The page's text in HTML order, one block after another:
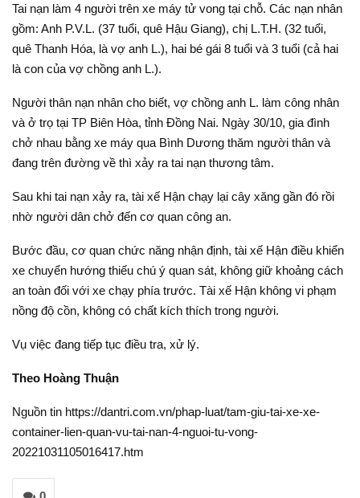
Tai nạn làm 4 người trên xe máy tử vong tại chỗ. Các nạn nhân
gồm: Anh P.V.L. (37 tuổi, quê Hậu Giang), chị L.T.H. (32 tuổi,
quê Thanh Hóa, là vợ anh L.), hai bé gái 8 tuổi và 3 tuổi (cả hai
là con của vợ chồng anh L.).
Người thân nạn nhân cho biết, vợ chồng anh L. làm công nhân
và ở trọ tại TP Biên Hòa, tỉnh Đồng Nai. Ngày 30/10, gia đình
chở nhau bằng xe máy qua Bình Dương thăm người thân và
đang trên đường về thì xảy ra tai nạn thương tâm.
Sau khi tai nạn xảy ra, tài xế Hận chạy lại cây xăng gần đó rồi
nhờ người dân chở đến cơ quan công an.
Bước đầu, cơ quan chức năng nhận định, tài xế Hận điều khiển
xe chuyển hướng thiếu chú ý quan sát, không giữ khoảng cách
an toàn đối với xe chạy phía trước. Tài xế Hận không vi phạm
nồng độ cồn, không có chất kích thích trong người.
Vụ việc đang tiếp tục điều tra, xử lý.
Theo Hoàng Thuận
Nguồn tin https://dantri.com.vn/phap-luat/tam-giu-tai-xe-xe-
container-lien-quan-vu-tai-nan-4-nguoi-tu-vong-
20221031105016417.htm